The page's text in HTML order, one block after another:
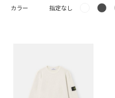
カラー 指定なし